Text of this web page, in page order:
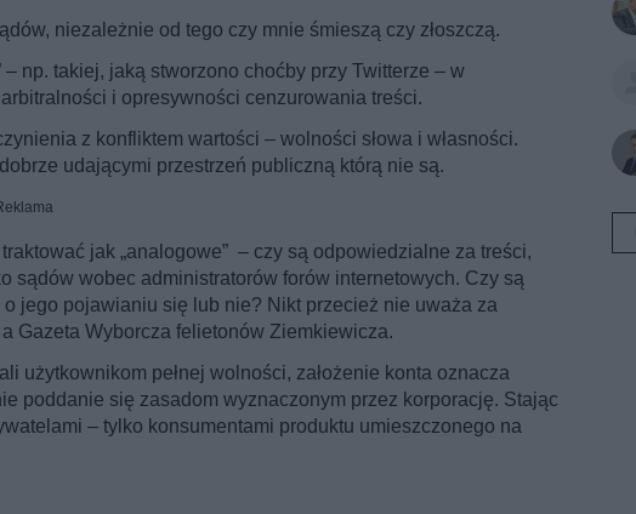
niezależnie od tego czy mnie śmieszą czy złoszczą.
np. takiej, jaką stworzono choćby przy Twitterze – w
i opresywności cenzurowania treści.
z konfliktem wartości – wolności słowa i własności.
udającymi przestrzeń publiczną którą nie są.
jak „analogowe” – czy są odpowiedzialne za treści,
sądów wobec administratorów forów internetowych. Czy są
jego pojawianiu się lub nie? Nikt przecież nie uważa za
Gazeta Wyborcza felietonów Ziemkiewicza.
użytkownikom pełnej wolności, założenie konta oznacza
poddanie się zasadom wyznaczonym przez korporację. Stając
– tylko konsumentami produktu umieszczonego na